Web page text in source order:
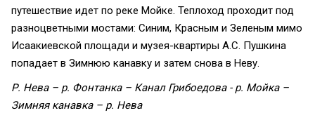
путешествие идет по реке Мойке. Теплоход проходит под
разноцветными мостами: Синим, Красным и Зеленым мимо
Исаакиевской площади и музея-квартиры А.С. Пушкина
попадает в Зимнюю канавку и затем снова в Неву.
Р. Нева – р. Фонтанка – Канал Грибоедова - р. Мойка –
Зимняя канавка – р. Нева